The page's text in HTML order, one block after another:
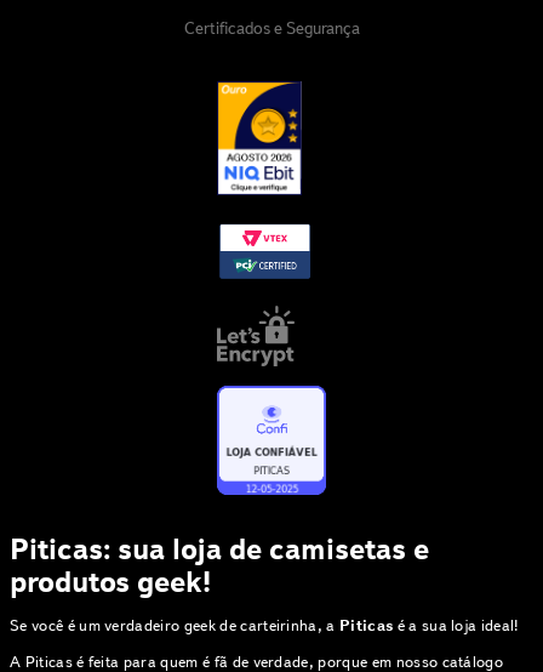
Certificados e Segurança
Piticas: sua loja de camisetas e
produtos geek!
Se você é um verdadeiro geek de carteirinha, a Piticas é a sua loja ideal!
A Piticas é feita para quem é fã de verdade, porque em nosso catálogo